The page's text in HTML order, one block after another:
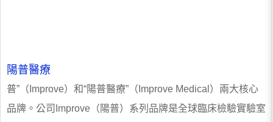
陽普醫療
普”（Improve）和“陽普醫療”（Improve Medical）兩大核心
品牌。公司Improve（陽普）系列品牌是全球臨床檢驗實驗室